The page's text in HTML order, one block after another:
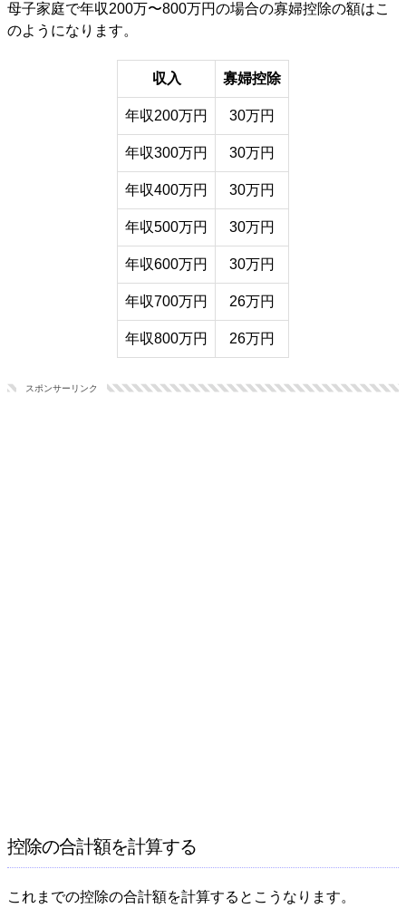
母子家庭で年収200万〜800万円の場合の寡婦控除の額はこ
のようになります。
収入 寡婦控除
年収200万円 30万円
年収300万円 30万円
年収400万円 30万円
年収500万円 30万円
年収600万円 30万円
年収700万円 26万円
年収800万円 26万円
スポンサーリンク
控除の合計額を計算する
これまでの控除の合計額を計算するとこうなります。